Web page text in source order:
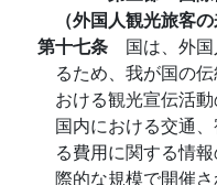
（外国人観光旅客
第十七条 国は、外
るため、我が国の
おける観光宣伝活動
国内における交通
る費用に関する情
際的な規模で開催